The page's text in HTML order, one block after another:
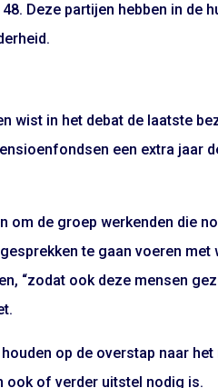
Deze partijen hebben in de
wist in het debat de laatste
een extra jaar
om de groep werkenden die
te gaan voeren met
“zodat ook deze mensen
op de overstap naar het
ook of verder uitstel nodig is.